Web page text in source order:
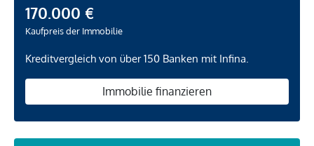
170.000 €
Kaufpreis der Immobilie
Kreditvergleich von über 150 Banken mit Infina.
Immobilie finanzieren